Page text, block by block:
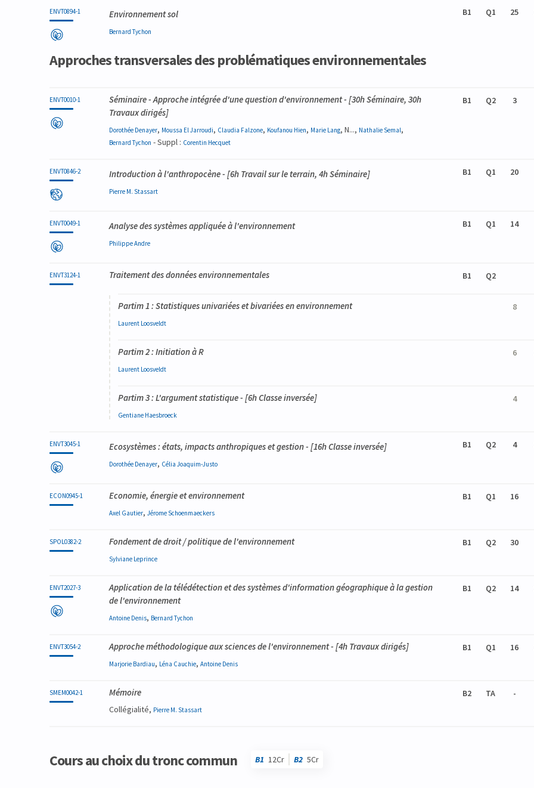
ENVT0894-1 Environnement sol
BernardTychon
B1 Q1 25
Approches transversales des problématiques environnementales
ENVT0010-1 Séminaire - Approche intégrée d'une question d'environnement- [30h Séminaire, 30h
Travaux dirigés]
Dorothée Denayer, Moussa El Jarroudi, Claudia Falzone, Koufanou Hien, Marie Lang, N..., Nathalie Semal,
BernardTychon - Suppl : Corentin Hecquet
B1 Q2 3
ENVT0846-2 Introduction à l'anthropocène- [6h Travail sur le terrain, 4h Séminaire]
Pierre M. Stassart
B1 Q1 20
ENVT0049-1 Analyse des systèmes appliquée à l'environnement
PhilippeAndre
B1 Q1 14
ENVT3124-1 Traitement des données environnementales B1 Q2
Partim 1 : Statistiques univariées et bivariées en environnement
Laurent Loosveldt
8
Partim 2 : Initiation à R
Laurent Loosveldt
6
Partim 3 : L'argument statistique - [6h Classe inversée]
Gentiane Haesbroeck
4
ENVT3045-1 Ecosystèmes : états, impacts anthropiques et gestion- [16h Classe inversée]
Dorothée Denayer, Célia Joaquim-Justo
B1 Q2 4
ECON0945-1 Economie, énergie et environnement
Axel Gautier, Jérome Schoenmaeckers
B1 Q1 16
SPOL0382-2 Fondement de droit / politique de l'environnement
Sylviane Leprince
B1 Q2 30
ENVT2027-3
Application de la télédétection et des systèmes d'information géographique à la gestion
de l'environnement
Antoine Denis, BernardTychon
B1 Q2 14
ENVT3054-2 Approche méthodologique aux sciences de l'environnement- [4h Travaux dirigés]
Marjorie Bardiau, Léna Cauchie, Antoine Denis
B1 Q1 16
SMEM0042-1 Mémoire
Collégialité, Pierre M. Stassart
B2 TA -
Cours au choix du tronc commun B1 12Cr B2 5Cr